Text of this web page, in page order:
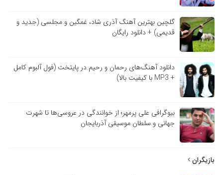
گلچین بهترین آهنگ آذری شاد، غمگین و مجلسی (جدید و
قدیمی) + دانلود رایگان
دانلود آهنگ‌های رحمان و رحیم در پایتخت (فول آلبوم کامل
+ MP3 با کیفیت بالا)
بیوگرافی علی پرمهر؛ از خوانندگی در عروسی‌ها تا شهرت
جهانی و سلطان موسیقی آذربایجان
بازیگران